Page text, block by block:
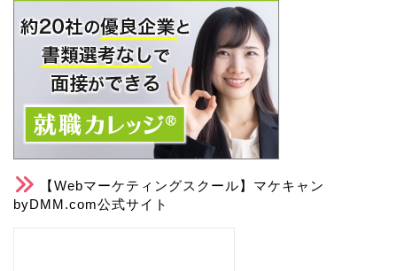
【Webマーケティングスクール】マケキャン
byDMM.com公式サイト